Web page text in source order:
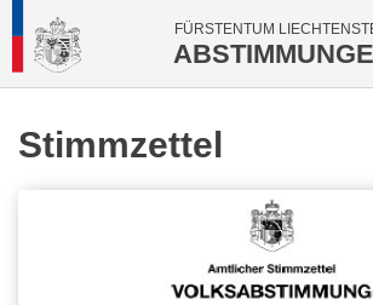
FÜRSTENTUM
Stimmzettel